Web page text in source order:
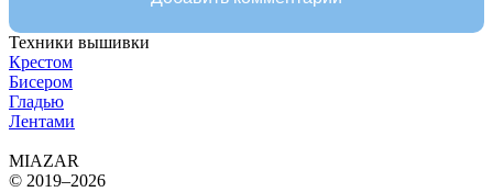
Техники вышивки
Крестом
Бисером
Гладью
Лентами
MIAZAR
© 2019–2026